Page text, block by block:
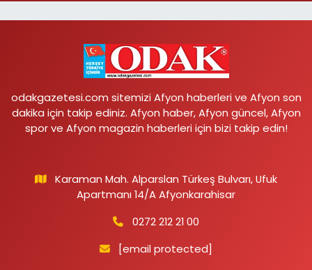
odakgazetesi.com sitemizi Afyon haberleri ve Afyon son
dakika için takip ediniz. Afyon haber, Afyon güncel, Afyon
spor ve Afyon magazin haberleri için bizi takip edin!
Karaman Mah. Alparslan Türkeş Bulvarı, Ufuk
Apartmanı 14/A Afyonkarahisar
0272 212 21 00
[email protected]